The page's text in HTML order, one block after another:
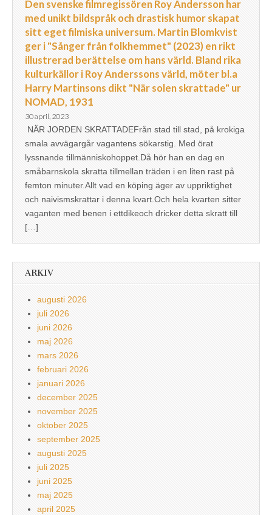
Den svenske filmregissören Roy Andersson har
med unikt bildspråk och drastisk humor skapat
sitt eget filmiska universum. Martin Blomkvist
ger i "Sånger från folkhemmet" (2023) en rikt
illustrerad berättelse om hans värld. Bland rika
kulturkällor i Roy Anderssons värld, möter bl.a
Harry Martinsons dikt "När solen skrattade" ur
NOMAD, 1931
30 april, 2023
NÄR JORDEN SKRATTADEFrån stad till stad, på krokiga
smala avvägargår vagantens sökarstig. Med örat
lyssnande tillmänniskohoppet.Då hör han en dag en
småbarnskola skratta tillmellan träden i en liten rast på
femton minuter.Allt vad en köping äger av uppriktighet
och naivismskrattar i denna kvart.Och hela kvarten sitter
vaganten med benen i ettdikeoch dricker detta skratt till
[…]
ARKIV
augusti 2026
juli 2026
juni 2026
maj 2026
mars 2026
februari 2026
januari 2026
december 2025
november 2025
oktober 2025
september 2025
augusti 2025
juli 2025
juni 2025
maj 2025
april 2025